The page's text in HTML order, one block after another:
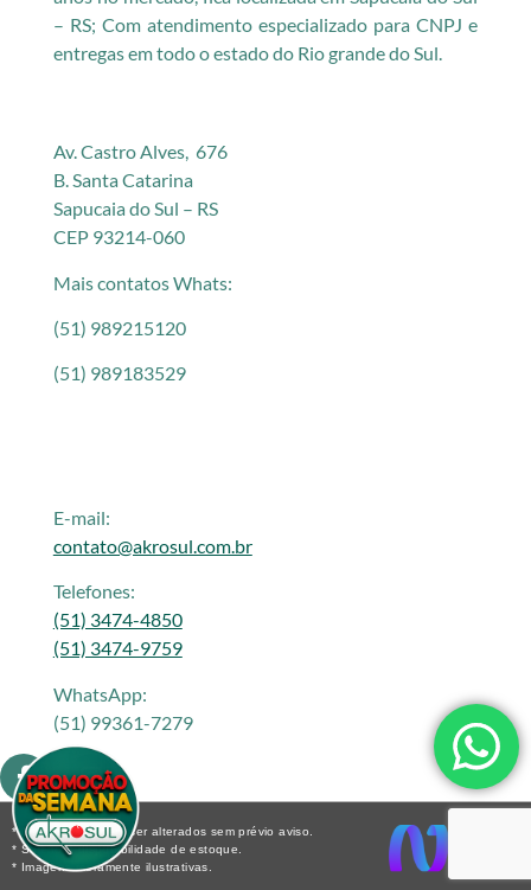
– RS; Com atendimento especializado para CNPJ e
entregas em todo o estado do Rio grande do Sul.
Av. Castro Alves, 676
B. Santa Catarina
Sapucaia do Sul – RS
CEP 93214-060
Mais contatos Whats:
(51) 989215120
(51) 989183529
E-mail:
contato@akrosul.com.br
Telefones:
(51) 3474-4850
(51) 3474-9759
WhatsApp:
(51) 99361-7279
* Os preços podem ser alterados sem prévio aviso.
* Sujeito a disponibilidade de estoque.
* Imagens meramente ilustrativas.